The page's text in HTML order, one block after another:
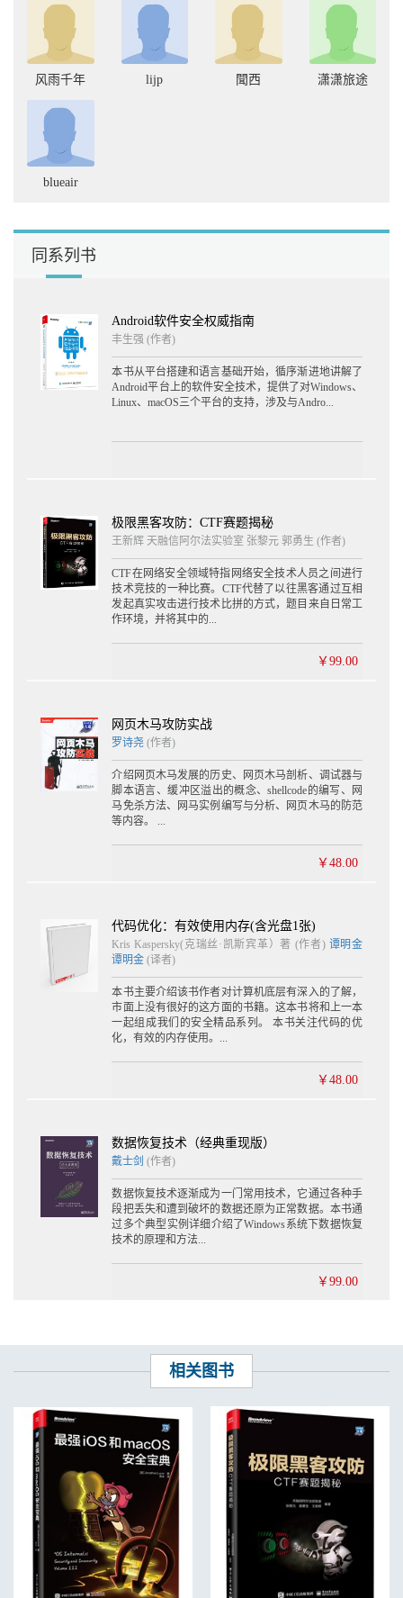
4.1 库文件 74
4.1.1 jar包 74
4.1.2 aar包 75
4.2 APK 78
4.2.1 APK文件结构 78
4.2.2 APK文件的生成流程 79
4.2.3 APK的安装流程 84
4.3 classes.dex 90
4.3.1 DEX文件结构 90
4.3.2 DEX文件的验证与优化过程 104
4.3.3 DEX文件的修改 108
4.4.2 AXML文件格式 114
4.4.3 AXML文件的修改 121
4.5.1 ARSC文件格式 122
4.5.2 ARSC文件的修改 128
4.6 META-INF目录 128
4.6.1 CERT.RSA 128
4.6.2 MANIFEST.MF 129
4.6.3 CERT.SF 130
4.7.1 生成ODEX文件 132
4.8.2 生成OAT文件 137
4.8.3 OAT文件格式 138
4.8.4 将OAT文件转换成DEX文件 141
4.9 本章小结 143
第5章 静态分析Android程序
5.2.3 switch分支语句 153
5.2.4 try/catch语句 158
5.3 阅读Java代码 163
5.3.1 将DEX文件转换成jar包 163
5.3.2 jar分析工具 163
5.4 代码定位技巧 164
5.5.2 JEB的静态分析功能 166
5.5.3 JEB的脚本化与插件 169
5.6 使用IDA Pro进行静态分析 170
5.6.1 IDA Pro对Android的支持 170
5.6.2 分析DEX文件 170
5.6.3 定位关键代码 172
5.7 使用Androguard进行静态分析 174
第6章 动态分析Android程序
6.1 动态分析框架 183
6.2 动态分析技巧 189
6.2.1 代码注入法 189
6.2.2 栈跟踪法 192
6.2.3 Ｍethod Profiling 193
6.3 使用JDB动态调试APK 198
第7章 ARM反汇编基础 204
7.1 Android与ARM处理器 204
7.1.2 Android支持的处理器架构 205
7.2 Android ARM EABI 206
7.2.1 armeabi 206
7.2.2 armeabi-v7a 207
7.2.3 arm64-v8a 208
7.3 ARM原生程序的生成过程 208
7.3.1 预处理 210
7.3.2 编译 211
7.3.3 汇编 215
7.3.4 链接 215
7.4 ARM汇编语言 216
风雨千年 lijp 聞西 潇潇旅途
blueair
同系列书
Android软件安全权威指南
丰生强(作者)
本书从平台搭建和语言基础开始，循序渐进地讲解了
Android平台上的软件安全技术，提供了对Windows、
Linux、macOS三个平台的支持，涉及与Andro...
极限黑客攻防：CTF赛题揭秘
王新辉 天融信阿尔法实验室 张黎元 郭勇生 (作者)
CTF在网络安全领域特指网络安全技术人员之间进行
技术竞技的一种比赛。CTF代替了以往黑客通过互相
发起真实攻击进行技术比拼的方式，题目来自日常工
作环境，并将其中的...
￥99.00
网页木马攻防实战
罗诗尧(作者)
介绍网页木马发展的历史、网页木马剖析、调试器与
脚本语言、缓冲区溢出的概念、shellcode的编写、网
马免杀方法、网马实例编写与分析、网页木马的防范
等内容。 ...
￥48.00
代码优化：有效使用内存(含光盘1张)
Kris Kaspersky(克瑞丝·凯斯宾革）著 (作者) 谭明金
谭明金(译者)
本书主要介绍该书作者对计算机底层有深入的了解，
市面上没有很好的这方面的书籍。这本书将和上一本
一起组成我们的安全精品系列。 本书关注代码的优
化，有效的内存使用。...
￥48.00
数据恢复技术（经典重现版）
戴士剑 (作者)
数据恢复技术逐渐成为一门常用技术，它通过各种手
段把丢失和遭到破坏的数据还原为正常数据。本书通
过多个典型实例详细介绍了Windows系统下数据恢复
技术的原理和方法...
￥99.00
相关图书